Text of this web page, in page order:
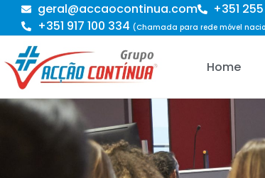
geral@accaocontinua.com +351
+351 917 100 334 (Chamada para rede móvel
Home